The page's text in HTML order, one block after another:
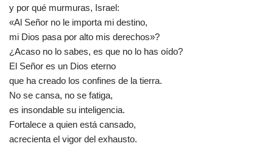
y por qué murmuras, Israel:
«Al Señor no le importa mi destino,
mi Dios pasa por alto mis derechos»?
¿Acaso no lo sabes, es que no lo has oído?
El Señor es un Dios eterno
que ha creado los confines de la tierra.
No se cansa, no se fatiga,
es insondable su inteligencia.
Fortalece a quien está cansado,
acrecienta el vigor del exhausto.